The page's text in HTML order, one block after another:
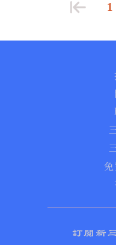
1
訂閱新